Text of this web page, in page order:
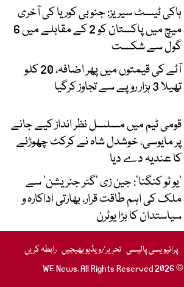
ہاکی ٹیسٹ سیریز: جنوبی کوریا کی آخری
میچ میں پاکستان کو 2 کے مقابلے میں 6
گول سے شکست
آٹے کی قیمتوں میں پھر اضافہ، 20 کلو
تھیلا 3 ہزار روپے سے تجاوز کرگیا
قومی ٹیم میں مسلسل نظر انداز کیے جانے
پر مایوسی، خوشدل شاہ نے کرکٹ چھوڑنے
کا عندیہ دے دیا
’یو ٹو کنگنا‘: جین زی ’گٹر جنریشن‘ سے
ملک کی اہم طاقت قرار، بھارتی اداکارہ و
سیاستدان کا بڑا یوٹرن
پرائیویسی پالیسی تحریر/ویڈیو بھیجیں رابطہ کریں
© 2026 WE News. All Rights Reserved